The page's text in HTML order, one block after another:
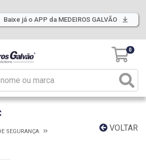
Baixe já o APP da MEDEIROS GALVÃO
0
VOLTAR
SEGURANÇA